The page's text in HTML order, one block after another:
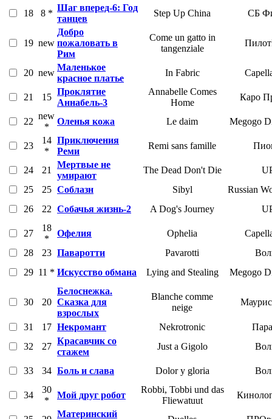
18 8 *
Шаг вперед-6: Год
танцев
Step Up China СБ
19 new
Добро
пожаловать в
Рим
Come un gatto in
tangenziale
20 new
Маленькое
красное платье
In Fabric
21 15
Проклятие
Аннабель-3
Annabelle Comes
Home
Каро
22
new
*
Оленья кожа Le daim Megogo
23
14
*
Приключения
Реми
Remi sans famille
24 21
Мертвые не
умирают
The Dead Don't Die
25
25 Соблазн Sibyl
Russian
26
22 Собачья жизнь-2 A Dog's Journey
27
18
*
Офелия Ophelia
28
23 Паваротти Pavarotti
29 11 * Искусство обмана Lying and Stealing Megogo
30 20
Белоснежка.
Сказка для
взрослых
Blanche comme
neige
31 17 Некромант Nekrotronic
32
27
Красавчик со
стажем
Just a Gigolo
33 34 Боль и слава Dolor y gloria
34
30
*
Мой друг робот
Robbi, Tobbi und das
Fliewatuut
Материнский